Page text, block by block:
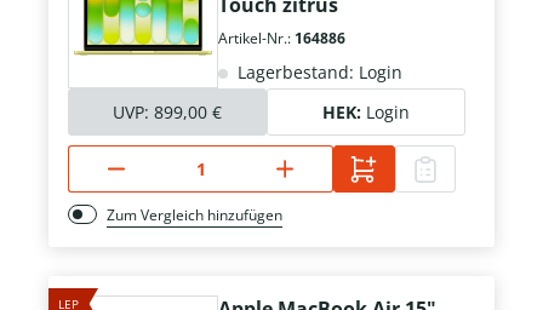
Artikel-Nr.: 164886
Lagerbestand: Login
UVP: 899,00 € HEK: Login
Zum Vergleich hinzufügen
LEP